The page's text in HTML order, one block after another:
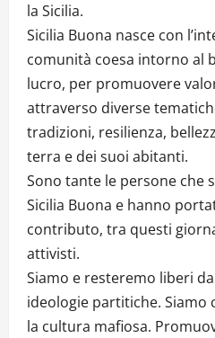
la Sicilia.
Sicilia Buona nasce con
comunità coesa intorno al
lucro, per promuovere
attraverso diverse
tradizioni, resilienza,
terra e dei suoi abitanti.
Sono tante le persone che
Sicilia Buona e hanno
contributo, tra questi
attivisti.
Siamo e resteremo liberi
ideologie partitiche.
la cultura mafiosa.